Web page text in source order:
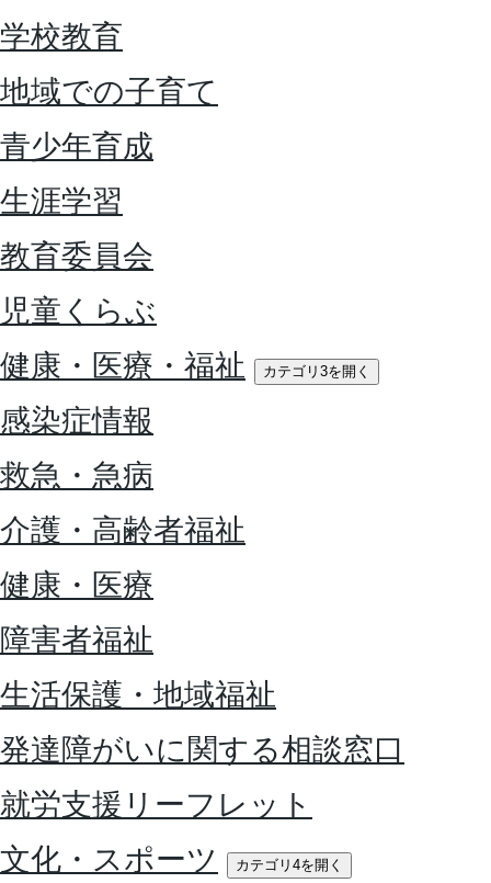
学校教育
地域での子育て
青少年育成
生涯学習
教育委員会
児童くらぶ
健康・医療・福祉
カテゴリ3を開く
感染症情報
救急・急病
介護・高齢者福祉
健康・医療
障害者福祉
生活保護・地域福祉
発達障がいに関する相談窓口
就労支援リーフレット
文化・スポーツ
カテゴリ4を開く